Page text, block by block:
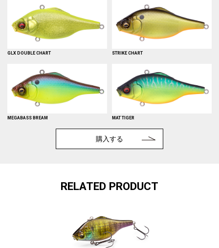
GLX DOUBLE CHART STRIKE CHART
MEGABASS BREAM MAT TIGER
購入する
RELATED PRODUCT